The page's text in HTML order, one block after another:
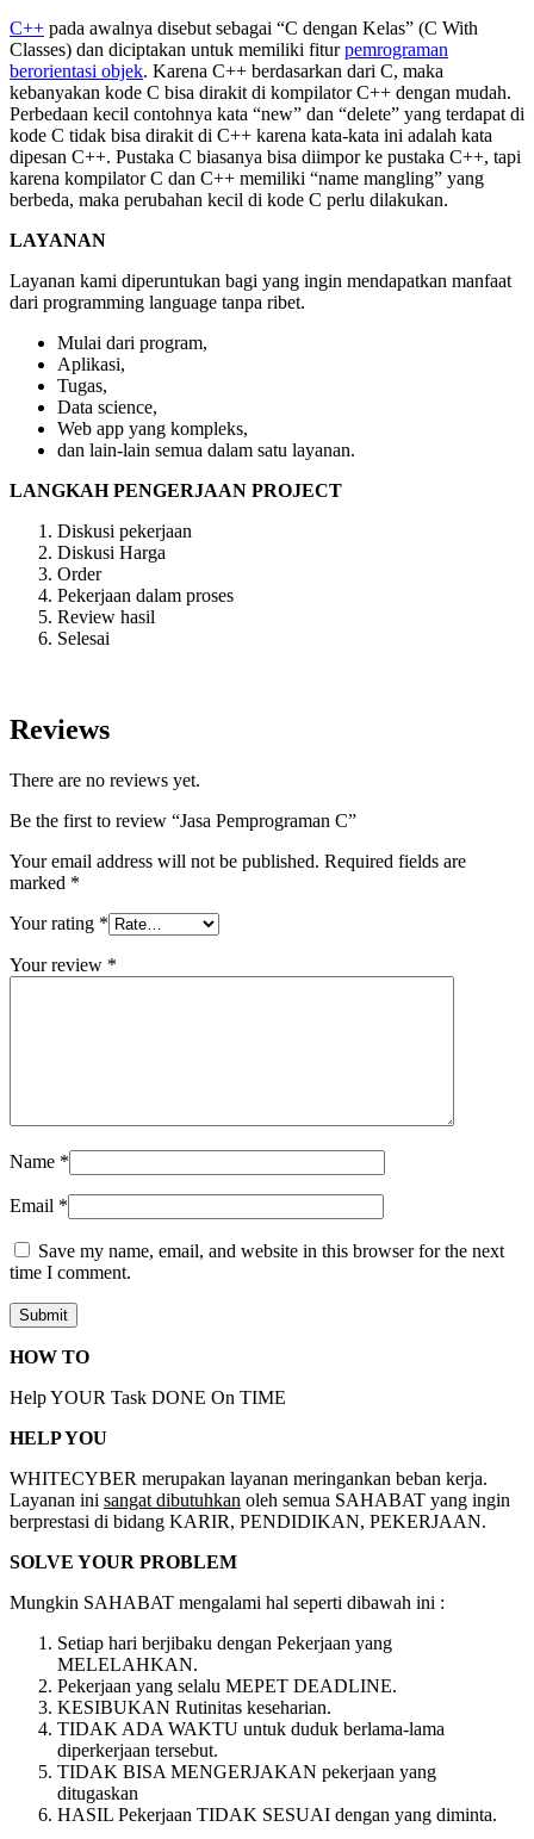
C++ pada awalnya disebut sebagai “C dengan Kelas” (C With
Classes) dan diciptakan untuk memiliki fiturpemrograman
berorientasi objek. Karena C++ berdasarkan dari C, maka
kebanyakan kode C bisa dirakit di kompilator C++ dengan mudah.
Perbedaan kecil contohnya kata “new” dan “delete” yang terdapat di
kode C tidak bisa dirakit di C++ karena kata-kata ini adalah kata
dipesan C++. Pustaka C biasanya bisa diimpor ke pustaka C++, tapi
karena kompilator C dan C++ memiliki “name mangling” yang
berbeda, maka perubahan kecil di kode C perlu dilakukan.
LAYANAN
Layanan kami diperuntukan bagi yang ingin mendapatkan manfaat
dari programming language tanpa ribet.
Mulai dari program,
Aplikasi,
Tugas,
Data science,
Web app yang kompleks,
dan lain-lain semua dalam satu layanan.
LANGKAH PENGERJAAN PROJECT
Diskusi pekerjaan
Diskusi Harga
Order
Pekerjaan dalam proses
Review hasil
Selesai
Reviews
There are no reviews yet.
Be the first to review “Jasa Pemprograman C”
Your email address will not be published. Required fields are
marked *
Your rating *
Your review *
Name *
Email *
Save my name, email, and website in this browser for the next
time I comment.
HOW TO
Help YOUR Task DONE On TIME
HELP YOU
WHITECYBER merupakan layanan meringankan beban kerja.
Layanan ini sangat dibutuhkan oleh semua SAHABAT yang ingin
berprestasi di bidang KARIR, PENDIDIKAN, PEKERJAAN.
SOLVE YOUR PROBLEM
Mungkin SAHABAT mengalami hal seperti dibawah ini :
Setiap hari berjibaku dengan Pekerjaan yang
MELELAHKAN.
Pekerjaan yang selalu MEPET DEADLINE.
KESIBUKAN Rutinitas keseharian.
TIDAK ADA WAKTU untuk duduk berlama-lama
diperkerjaan tersebut.
TIDAK BISA MENGERJAKAN pekerjaan yang
ditugaskan
HASIL Pekerjaan TIDAK SESUAI dengan yang diminta.